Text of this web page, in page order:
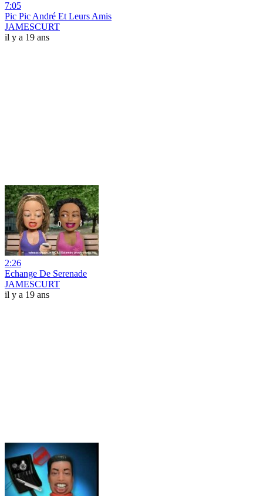
7:05
Pic Pic André Et Leurs Amis
JAMESCURT
il y a 19 ans
2:26
Echange De Serenade
JAMESCURT
il y a 19 ans